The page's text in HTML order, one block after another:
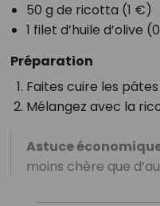
50 g de ricotta (1 €)
1 filet d’huile d’olive
Préparation
Faites cuire les
Mélangez avec la
Astuce
moins chère que